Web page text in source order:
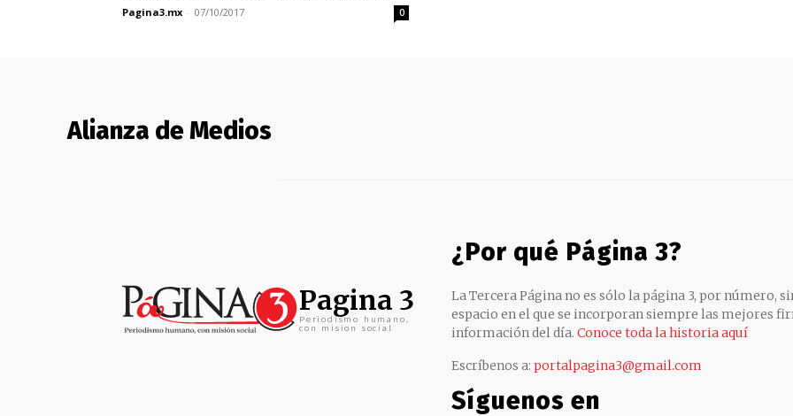
Pagina3.mx - 07/10/2017 0
Alianza de Medios
Pagina 3
Periodismo humano,
con mision social
¿Por qué Página 3?
La Tercera Página no es sólo la página 3, por número,
espacio en el que se incorporan siempre las mejores
información del día. Conoce toda la historia aquí
Escríbenos a: portalpagina3@gmail.com
Síguenos en